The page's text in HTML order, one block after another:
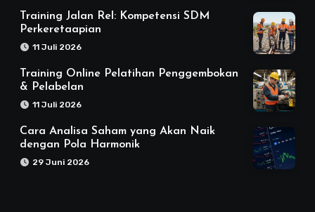
Training Jalan Rel: Kompetensi SDM
Perkeretaapian
11 Juli 2026
Training Online Pelatihan Penggembokan
& Pelabelan
11 Juli 2026
Cara Analisa Saham yang Akan Naik
dengan Pola Harmonik
29 Juni 2026